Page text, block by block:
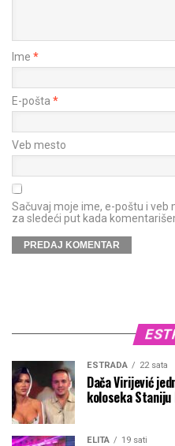
Ime *
E-pošta *
Veb mesto
Sačuvaj moje ime, e-poštu i veb
za sledeći put kada
ESTRADA 22 sata
Dača Virijević
koloseka Staniju
ELITA 19 sati